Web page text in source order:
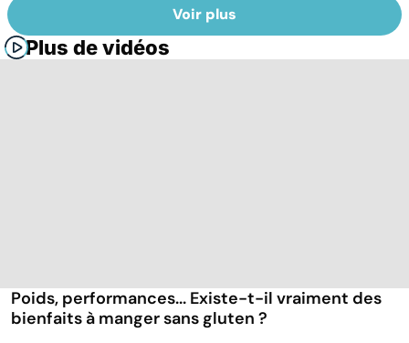
Voir plus
Plus de vidéos
Poids, performances... Existe-t-il vraiment des
bienfaits à manger sans gluten ?